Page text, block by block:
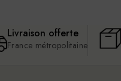
Livraison offerte
France métropolitaine